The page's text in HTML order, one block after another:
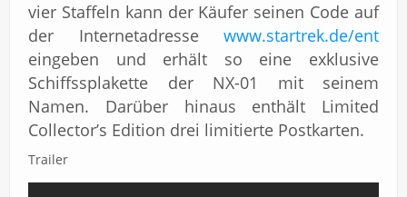
vier Staffeln kann der Käufer seinen Code auf
der Internetadresse www.startrek.de/ent
eingeben und erhält so eine exklusive
Schiffssplakette der NX-01 mit seinem
Namen. Darüber hinaus enthält Limited
Collector’s Edition drei limitierte Postkarten.
Trailer